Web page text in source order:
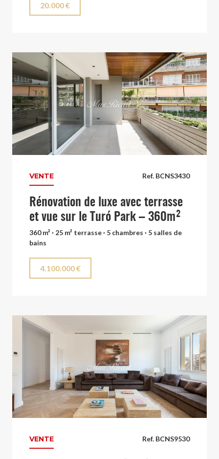
20.000 €
Ref. BCNS3430
VENTE
Rénovation de luxe avec terrasse
et vue sur le Turó Park – 360m²
360 m² · 25 m² terrasse · 5 chambres · 5 salles de
bains
4.100.000 €
Ref. BCNS9530
VENTE